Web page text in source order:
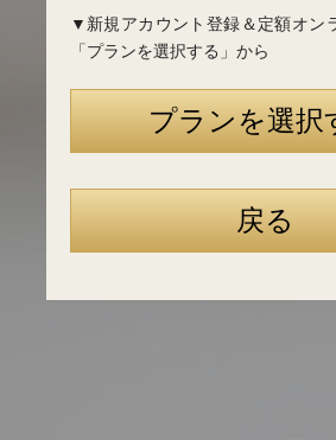
▼新規アカウント登録＆定額オン
「プランを選択する」から